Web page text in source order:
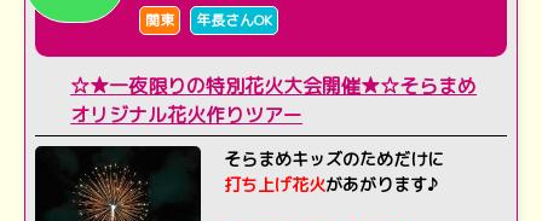
関東 年長さんOK
☆★一夜限りの特別花火大会開催★☆そらまめ
オリジナル花火作りツアー
そらまめキッズのためだけに
打ち上げ花火があがります♪